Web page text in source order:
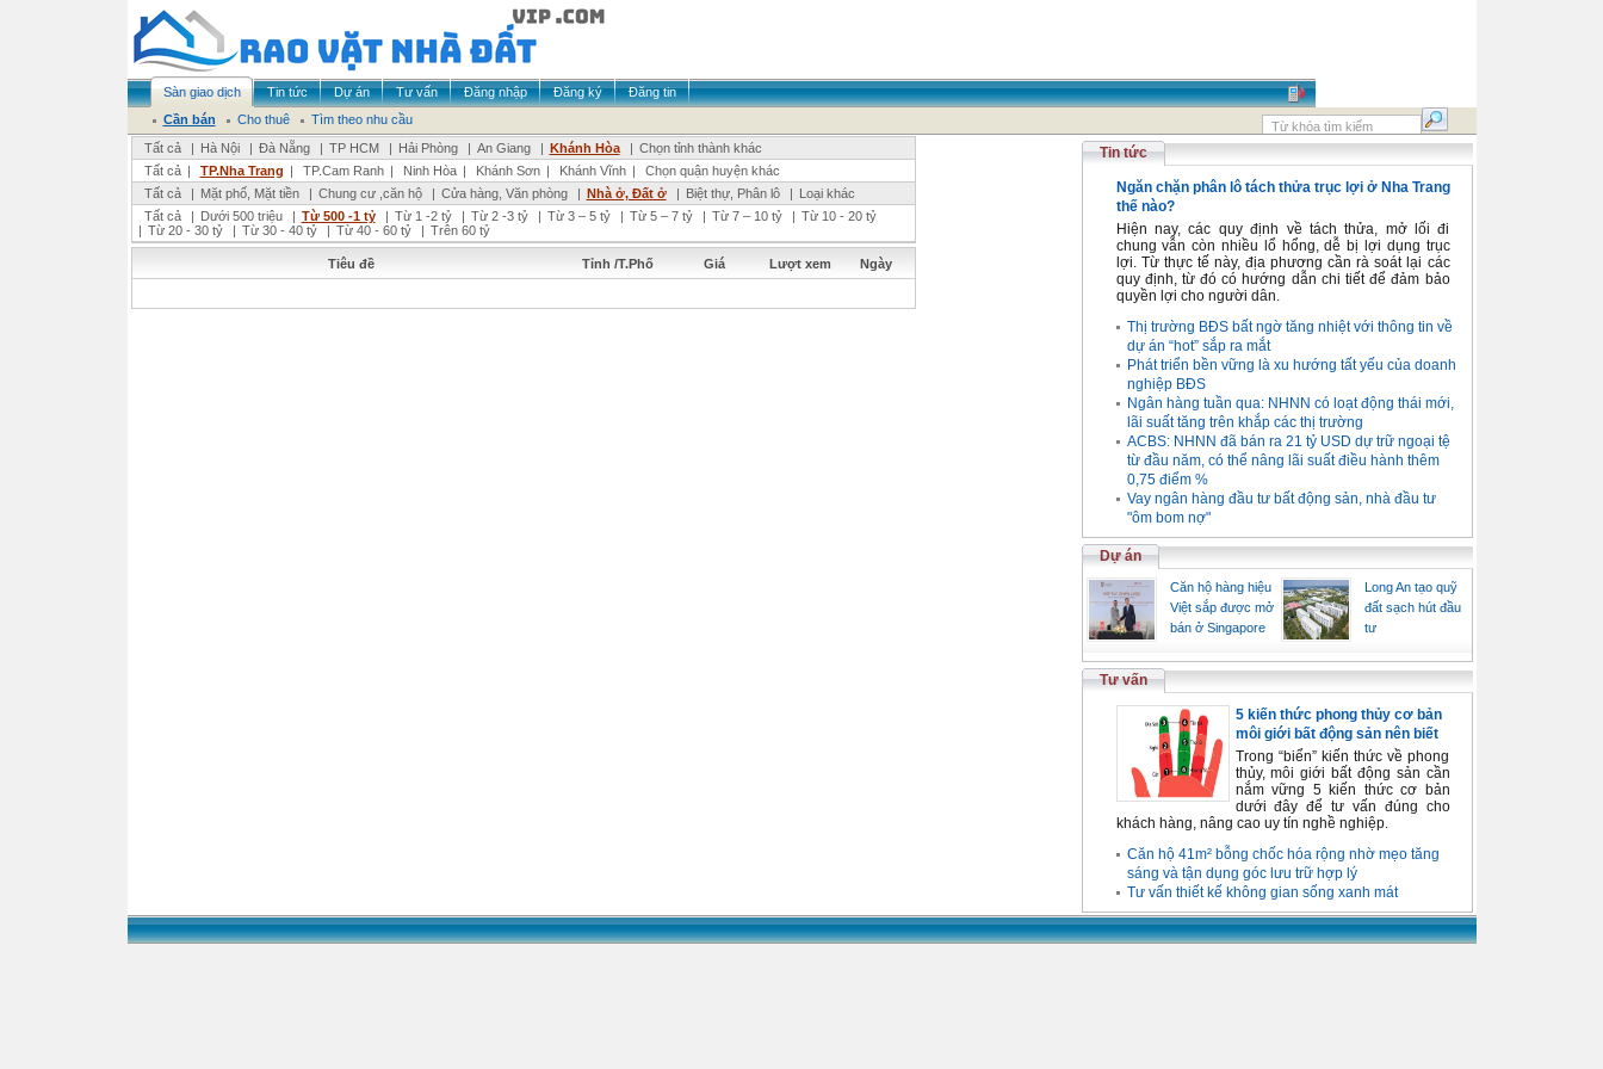
Sàn giao dịch Tin tức Dự án Tư vấn Đăng nhập Đăng ký
Đăng tin
Cần bán
Cho thuê
Tìm theo nhu cầu
Tất cả
| Hà Nội | Đà Nẵng | TP HCM | Hải Phòng | An Giang | Khánh Hòa | Chọn tỉnh thành khác
Tất cả | TP.Nha Trang | TP.Cam Ranh | Ninh Hòa | Khánh Sơn | Khánh Vĩnh |
Chọn quận huyện khác
Tất cả
| Mặt phố, Mặt tiền | Chung cư ,căn hộ | Cửa hàng, Văn phòng | Nhà ở, Đất ở | Biệt thự, Phân lô | Loại khác
Tất cả
| Dưới 500 triệu | Từ 500 -1 tỷ | Từ 1 -2 tỷ | Từ 2 -3 tỷ | Từ 3 – 5 tỷ | Từ 5 – 7 tỷ | Từ 7 – 10 tỷ | Từ 10 - 20 tỷ
| Từ 20 - 30 tỷ | Từ 30 - 40 tỷ | Từ 40 - 60 tỷ | Trên 60 tỷ
Tiêu đề Tỉnh /T.Phố Giá Lượt xem Ngày
Tin tức
Ngăn chặn phân lô tách thửa trục lợi ở Nha Trang
thế nào?
Hiện nay, các quy định về tách thửa, mở lối đi
chung vẫn còn nhiều lổ hổng, dễ bị lợi dụng trục
lợi. Từ thực tế này, địa phương cần rà soát lại các
quy định, từ đó có hướng dẫn chi tiết để đảm bảo
quyền lợi cho người dân.
Thị trường BĐS bất ngờ tăng nhiệt với thông tin về
dự án “hot” sắp ra mắt
Phát triển bền vững là xu hướng tất yếu của doanh
nghiệp BĐS
Ngân hàng tuần qua: NHNN có loạt động thái mới,
lãi suất tăng trên khắp các thị trường
ACBS: NHNN đã bán ra 21 tỷ USD dự trữ ngoại tệ
từ đầu năm, có thể nâng lãi suất điều hành thêm
0,75 điểm %
Vay ngân hàng đầu tư bất động sản, nhà đầu tư
"ôm bom nợ"
Dự án
Căn hộ hàng hiệu
Việt sắp được mở
bán ở Singapore
Long An tạo quỹ
đất sạch hút đầu
tư
Tư vấn
5 kiến thức phong thủy cơ bản
môi giới bất động sản nên biết
Trong “biển” kiến thức về phong
thủy, môi giới bất động sản cần
nắm vững 5 kiến thức cơ bản
dưới đây để tư vấn đúng cho
khách hàng, nâng cao uy tín nghề nghiệp.
Căn hộ 41m² bỗng chốc hóa rộng nhờ mẹo tăng
sáng và tận dụng góc lưu trữ hợp lý
Tư vấn thiết kế không gian sống xanh mát